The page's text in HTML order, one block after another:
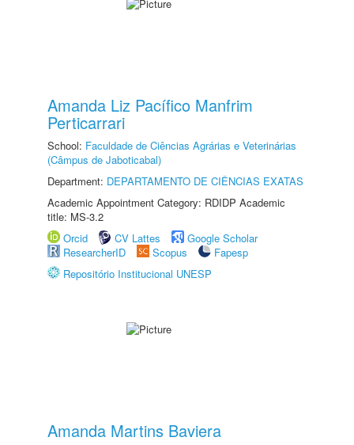
Amanda Liz Pacífico Manfrim
Perticarrari
School: Faculdade de Ciências Agrárias e Veterinárias
(Câmpus de Jaboticabal)
Department: DEPARTAMENTO DE CIÊNCIAS EXATAS
Academic Appointment Category: RDIDP Academic
title: MS-3.2
Orcid
CV Lattes
Google Scholar
ResearcherID
Scopus
Fapesp
Repositório Institucional UNESP
Amanda Martins Baviera